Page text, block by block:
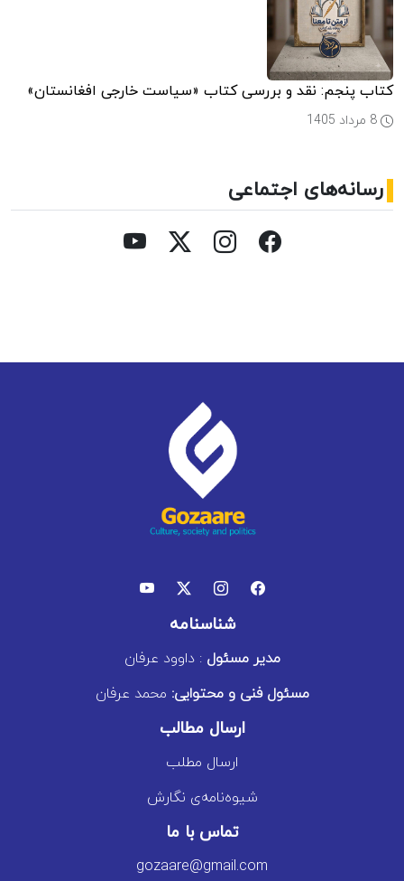
کتاب پنجم: نقد و بررسی کتاب «سیاست خارجی افغانستان»
رسانه‌های اجتماعی
شناسنامه
مدیر مسئول: داوود عرفان
مسئول فنی و محتوایی: محمد عرفان
ارسال مطالب
ارسال مطلب
شیوه‌نامه‌ی نگارش
تماس با ما
gozaare@gmail.com